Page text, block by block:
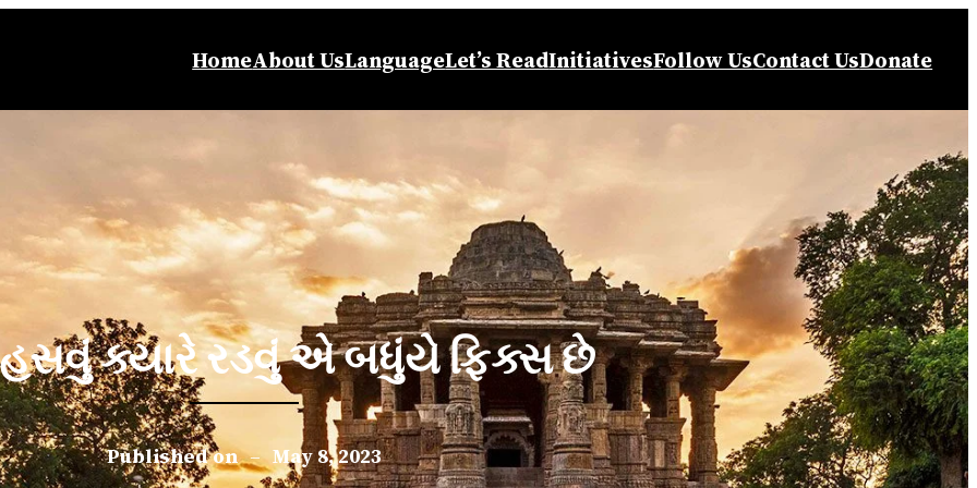
HomeAbout UsLanguageLet’s ReadInitiativesFollow UsContact UsDonate
ક્યારે રડવું એ બધુંયે ફિક્સ છે
Published on – May 8, 2023